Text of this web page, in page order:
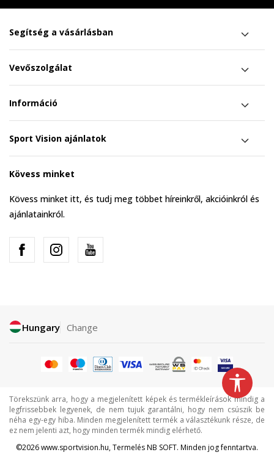
Segítség a vásárlásban
Vevőszolgálat
Információ
Sport Vision ajánlatok
Kövess minket
Kövess minket itt, és tudj meg többet híreinkről, akcióinkról és
ajánlatainkról.
Hungary Change
Törekszünk arra, hogy a megjelenített képek és termékleírások mindig a
legfrissebbek legyenek, de nem tujuk garantálni, hogy nem csúszik be
néha egy-egy hiba. Minden megjelenített termék a választékunk része, de
ez nem jelenti azt, hogy minden termék mindig elérhető.
©2026www.sportvision.hu, TermelésNB SOFT. Minden jog fenntartva.